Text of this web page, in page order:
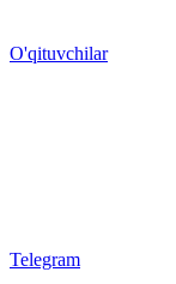
O'qituvchilar
Telegram